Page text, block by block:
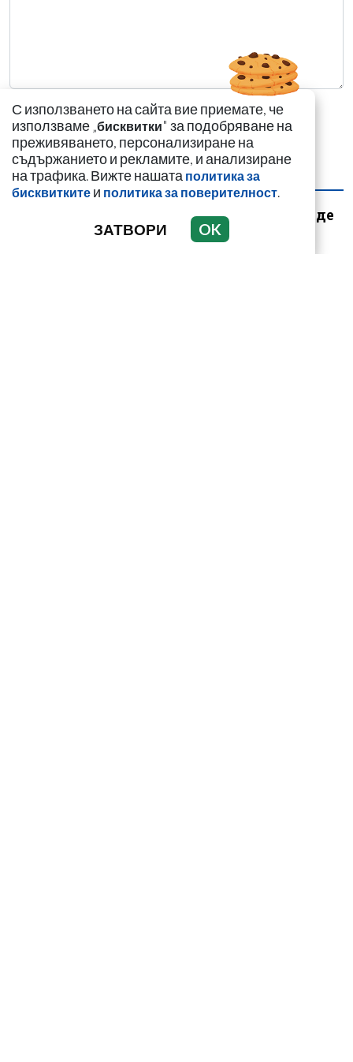
НАЙ-ЧЕТЕНИ НАЙ-КОМЕНТИРАНИ
Симона Пейчева отиде
на море след
убийството на
С използването на сайта вие приемате, че
използваме „бисквитки" за подобряване на
преживяването, персонализиране на
съдържанието и рекламите, и анализиране
на трафика. Вижте нашата политика за
бисквитките и политика за поверителност.
ЗАТВОРИ OK